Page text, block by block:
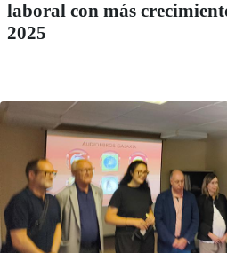
laboral con más
2025